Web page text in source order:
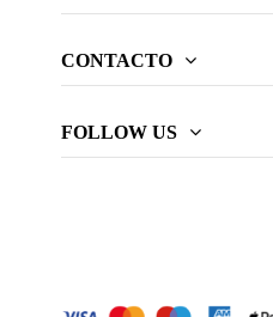
CONTACTO
FOLLOW US